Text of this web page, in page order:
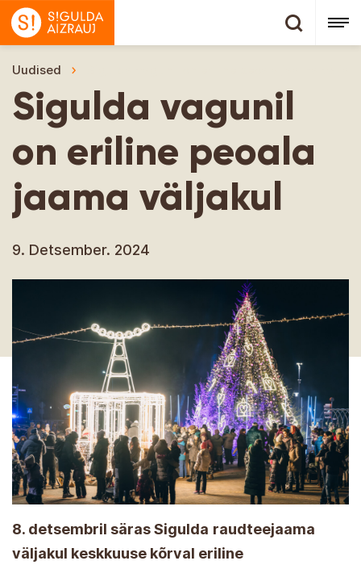
Uudised
Sigulda vagunil
on eriline peoala
jaama väljakul
9. Detsember. 2024
8. detsembril säras Sigulda raudteejaama
väljakul keskkuuse kõrval eriline